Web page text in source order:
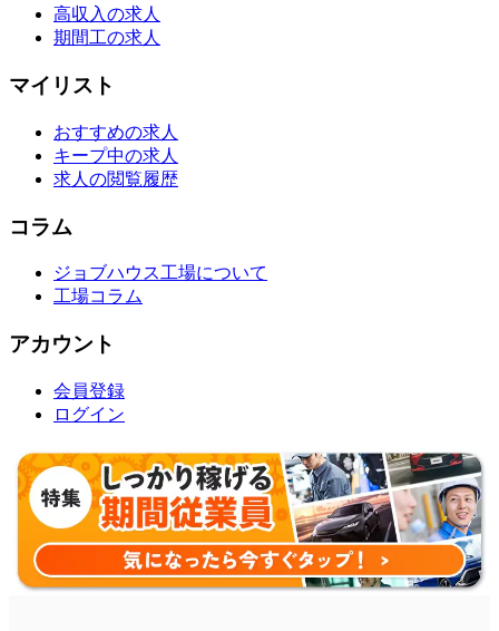
高収入の求人
期間工の求人
マイリスト
おすすめの求人
キープ中の求人
求人の閲覧履歴
コラム
ジョブハウス工場について
工場コラム
アカウント
会員登録
ログイン